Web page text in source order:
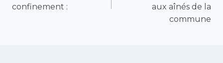
l’article
confinement :
aux aînés de la
commune